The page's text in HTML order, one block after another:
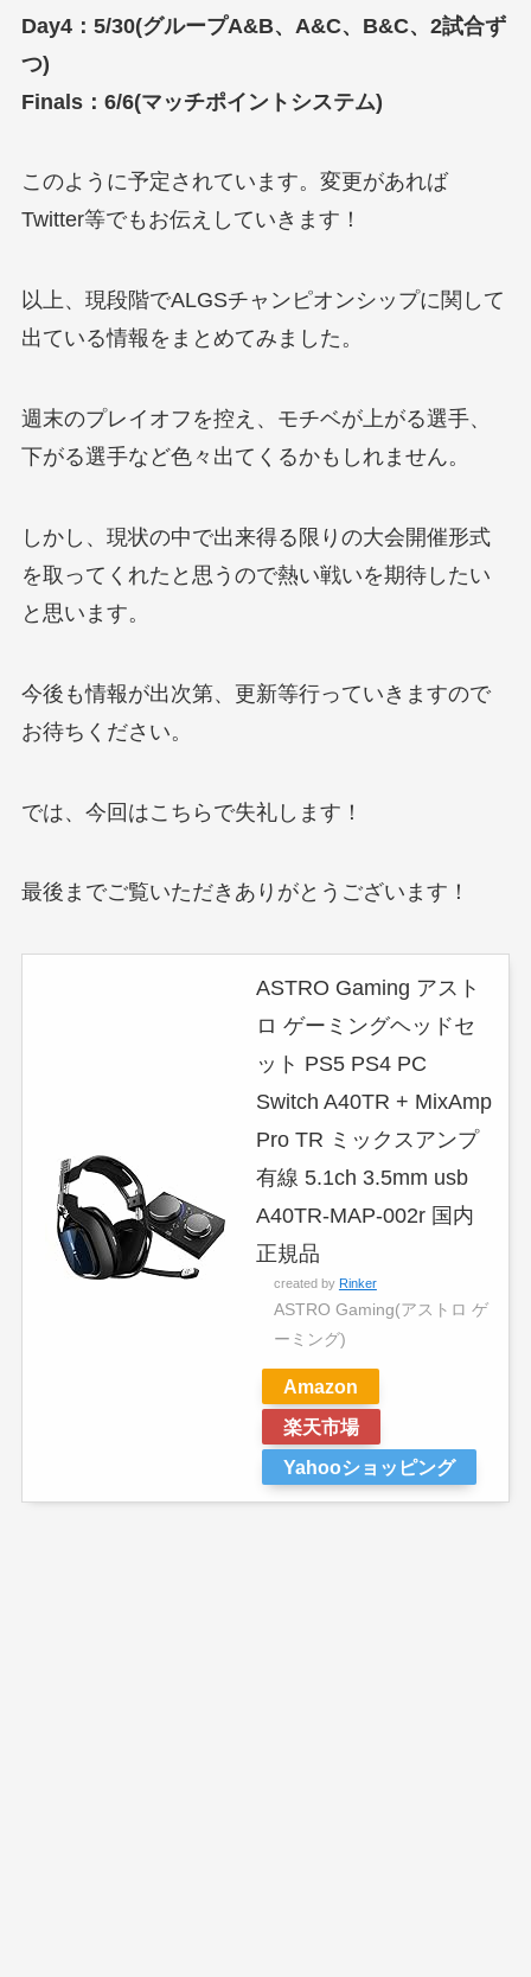
Day4：5/30(グループA&B、A&C、B&C、2試合ず
つ)
Finals：6/6(マッチポイントシステム)
このように予定されています。変更があれば
Twitter等でもお伝えしていきます！
以上、現段階でALGSチャンピオンシップに関して
出ている情報をまとめてみました。
週末のプレイオフを控え、モチベが上がる選手、
下がる選手など色々出てくるかもしれません。
しかし、現状の中で出来得る限りの大会開催形式
を取ってくれたと思うので熱い戦いを期待したい
と思います。
今後も情報が出次第、更新等行っていきますので
お待ちください。
では、今回はこちらで失礼します！
最後までご覧いただきありがとうございます！
ASTRO Gaming アスト
ロ ゲーミングヘッドセ
ット PS5 PS4 PC
Switch A40TR + MixAmp
Pro TR ミックスアンプ
有線 5.1ch 3.5mm usb
A40TR-MAP-002r 国内
正規品
created by Rinker
ASTRO Gaming(アストロ ゲ
ーミング)
Amazon
楽天市場
Yahooショッピング